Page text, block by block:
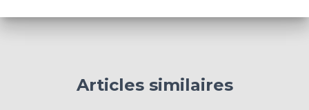
Articles similaires